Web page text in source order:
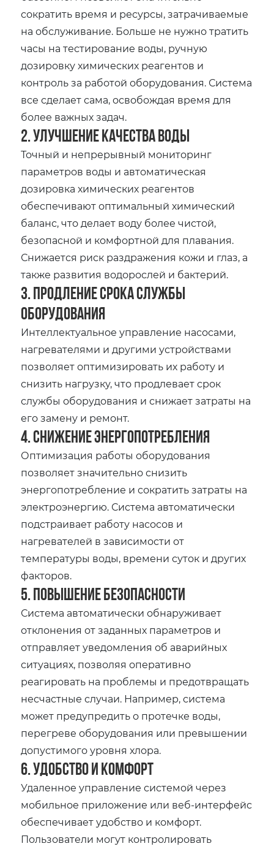
сократить время и ресурсы, затрачиваемые
на обслуживание. Больше не нужно тратить
часы на тестирование воды, ручную
дозировку химических реагентов и
контроль за работой оборудования. Система
все сделает сама, освобождая время для
более важных задач.
2. Улучшение качества воды
Точный и непрерывный мониторинг
параметров воды и автоматическая
дозировка химических реагентов
обеспечивают оптимальный химический
баланс, что делает воду более чистой,
безопасной и комфортной для плавания.
Снижается риск раздражения кожи и глаз, а
также развития водорослей и бактерий.
3. Продление срока службы
оборудования
Интеллектуальное управление насосами,
нагревателями и другими устройствами
позволяет оптимизировать их работу и
снизить нагрузку, что продлевает срок
службы оборудования и снижает затраты на
его замену и ремонт.
4. Снижение энергопотребления
Оптимизация работы оборудования
позволяет значительно снизить
энергопотребление и сократить затраты на
электроэнергию. Система автоматически
подстраивает работу насосов и
нагревателей в зависимости от
температуры воды, времени суток и других
факторов.
5. Повышение безопасности
Система автоматически обнаруживает
отклонения от заданных параметров и
отправляет уведомления об аварийных
ситуациях, позволяя оперативно
реагировать на проблемы и предотвращать
несчастные случаи. Например, система
может предупредить о протечке воды,
перегреве оборудования или превышении
допустимого уровня хлора.
6. Удобство и комфорт
Удаленное управление системой через
мобильное приложение или веб-интерфейс
обеспечивает удобство и комфорт.
Пользователи могут контролировать